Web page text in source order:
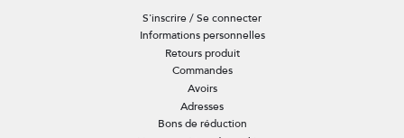
S'inscrire / Se connecter
Informations personnelles
Retours produit
Commandes
Avoirs
Adresses
Bons de réduction